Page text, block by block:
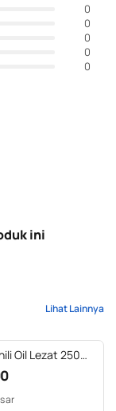
0
0
0
0
0
ini
Lihat Lainnya
Oil Lezat 250ml
Stoples Kaca